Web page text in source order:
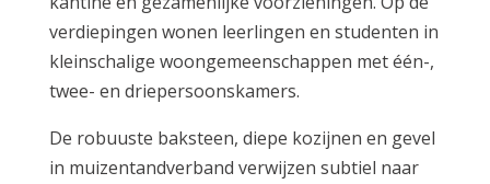
verdiepingen wonen leerlingen en studenten in
kleinschalige woongemeenschappen met één-,
twee- en driepersoonskamers.
De robuuste baksteen, diepe kozijnen en gevel
in muizentandverband verwijzen subtiel naar